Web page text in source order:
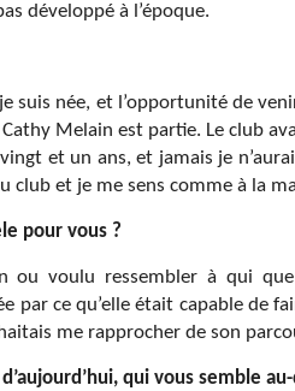
développé à l’époque.
suis née, et l’opportunité de
Melain est partie. Le club
et un ans, et jamais je
club et je me sens comme à la
pour vous ?
ou voulu ressembler à qui
par ce qu’elle était capable de
me rapprocher de son
qui vous semble